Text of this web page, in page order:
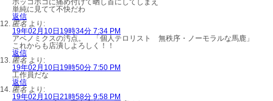
ボッコボコに痛め付けて晒し首にしてしまえ
単純に見てて不快だわ
返信
匿名 より:
19年02月10日19時34分 7:34 PM
アベノミクスの汚点。 「個人テロリスト 無秩序・ノーモラルな馬鹿」
これからも店潰しよろしく！！
返信
匿名 より:
19年02月10日19時50分 7:50 PM
工作員だな
返信
匿名 より:
19年02月10日21時58分 9:58 PM